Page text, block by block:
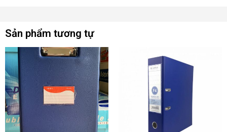
Sản phẩm tương tự